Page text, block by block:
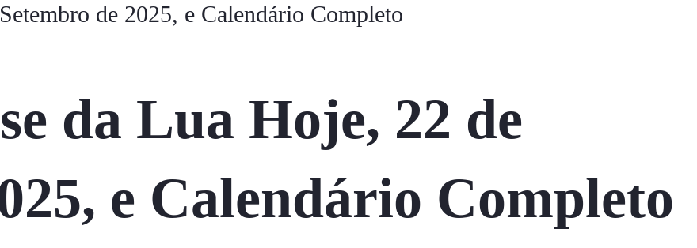
de 2025, e Calendário Completo
da Lua Hoje, 22 de
e Calendário Completo